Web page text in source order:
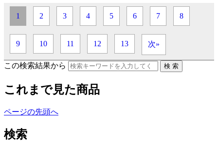
1 2 3 4 5 6 7 8
9 10 11 12 13 次»
この検索結果から
これまで見た商品
ページの先頭へ
検索